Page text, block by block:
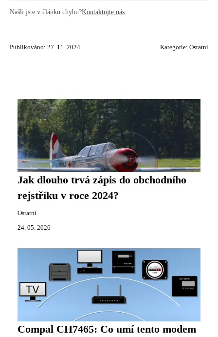
Našli jste v článku chybu?Kontaktujte nás
Publikováno: 27. 11. 2024 Kategorie: Ostatní
Jak dlouho trvá zápis do obchodního
rejstříku v roce 2024?
Ostatní
24. 05. 2026
Compal CH7465: Co umí tento modem